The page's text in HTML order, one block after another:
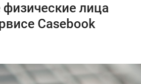
лица
Casebook